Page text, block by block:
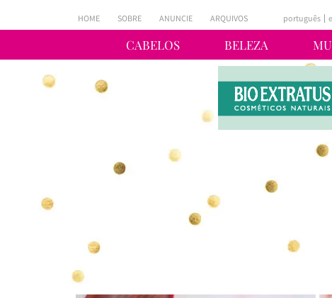
CABELOS BELEZA
HOME SOBRE ANUNCIE ARQUIVOS português